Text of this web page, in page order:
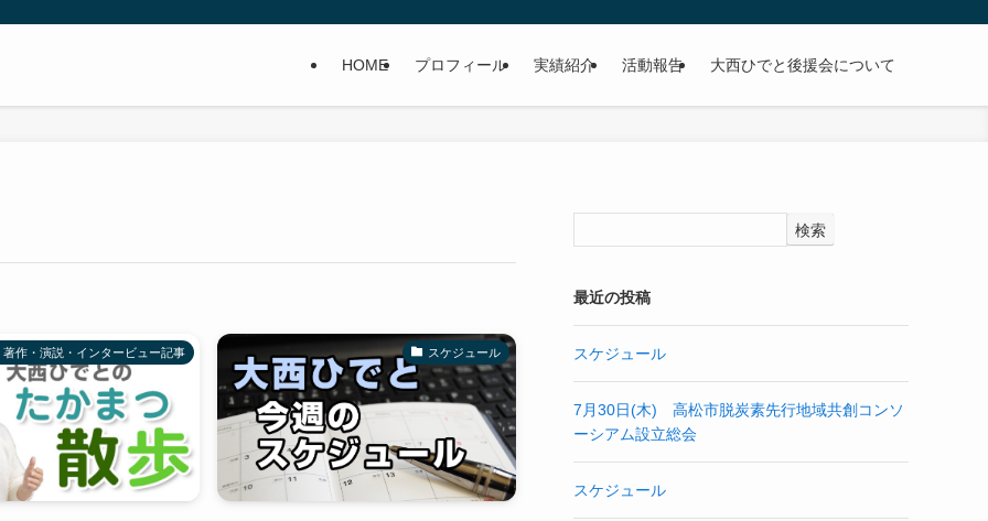
HOME プロフィール 実績紹介 活動報告 大西ひでと後援会について
著作・演説・インタービュー記事 スケジュール
検索
最近の投稿
スケジュール
7月30日(木) 高松市脱炭素先行地域共創コンソ
ーシアム設立総会
スケジュール